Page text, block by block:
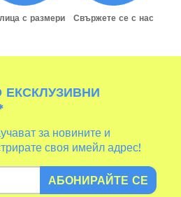
с размери Свържете се с нас
за новините и
своя имейл адрес!
АБОНИРАЙТЕ СЕ